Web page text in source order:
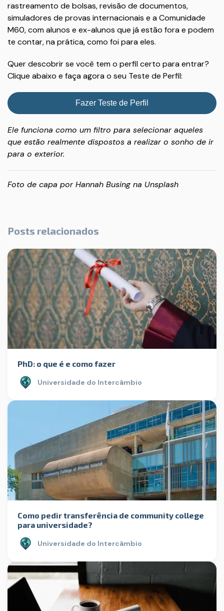
rastreamento de bolsas, revisão de documentos,
simuladores de provas internacionais e a Comunidade
M60, com alunos e ex-alunos que já estão fora e podem
te contar, na prática, como foi para eles.
Quer descobrir se você tem o perfil certo para entrar?
Clique abaixo e faça agora o seu Teste de Perfil:
Fazer Teste de Perfil
Ele funciona como um filtro para selecionar aqueles
que estão realmente dispostos a realizar o sonho de ir
para o exterior.
Foto de capa porHannah Busing na Unsplash
Posts relacionados
PhD: o que é e como fazer
Universidade do Intercâmbio
Como pedir transferência de community college
para universidade?
Universidade do Intercâmbio